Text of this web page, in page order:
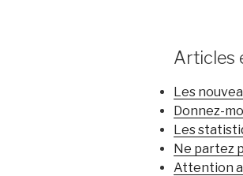
Articles
Les
Donnez-
Les
Ne partez
Attention